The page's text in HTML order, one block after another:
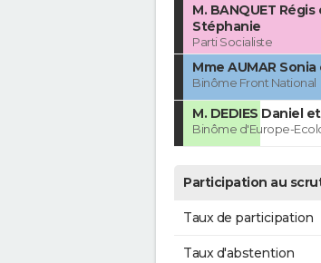
M. BANQUET
Stéphanie
Parti Socialiste
Mme AUMAR Sonia
Binôme Front National
M. DEDIES Daniel
Binôme d'Europe-
Participation au
Taux de participation
Taux d'abstention